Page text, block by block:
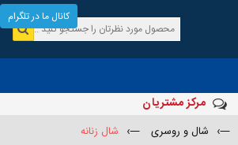
مرکز مشتریان
—› شال و روسری —› شال زنانه
کانال ما در تلگرام